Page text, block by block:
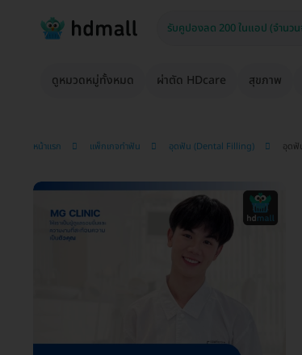
ดูหมวดหมู่ทั้งหมด ผ่าตัด HDcare สุขภาพ
หน้าแรก แพ็กเกจทำฟัน อุดฟัน (Dental Filling) อุดฟั